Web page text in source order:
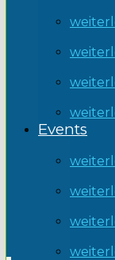
Events